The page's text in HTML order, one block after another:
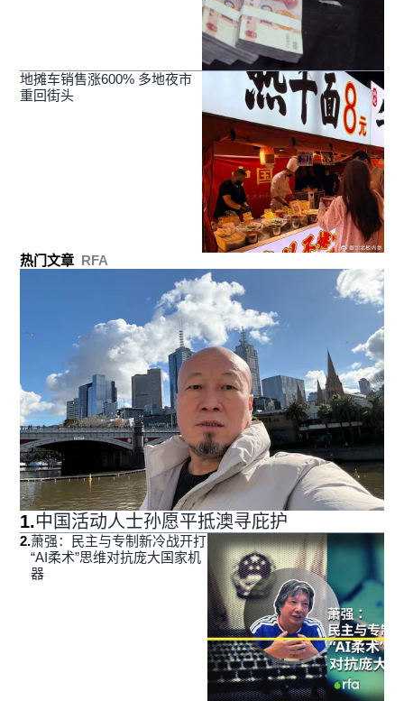
地摊车销售涨600% 多地夜市
重回街头
热门文章 RFA
1.中国活动人士孙愿平抵澳寻庇护
2.萧强：民主与专制新冷战开打
“AI柔术”思维对抗庞大国家机
器